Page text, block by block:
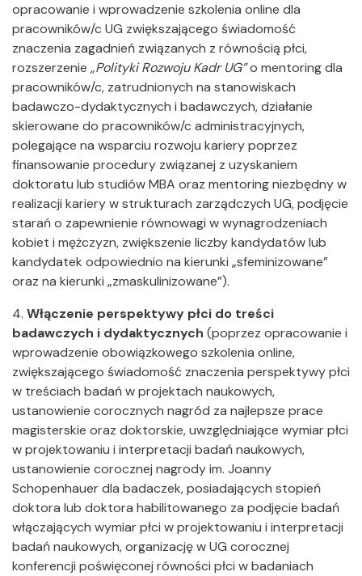
opracowanie i wprowadzenie szkolenia online dla
pracowników/c UG zwiększającego świadomość
znaczenia zagadnień związanych z równością płci,
rozszerzenie „Polityki Rozwoju Kadr UG”o mentoring dla
pracowników/c, zatrudnionych na stanowiskach
badawczo-dydaktycznych i badawczych, działanie
skierowane do pracowników/c administracyjnych,
polegające na wsparciu rozwoju kariery poprzez
finansowanie procedury związanej z uzyskaniem
doktoratu lub studiów MBA oraz mentoring niezbędny w
realizacji kariery w strukturach zarządczych UG, podjęcie
starań o zapewnienie równowagi w wynagrodzeniach
kobiet i mężczyzn, zwiększenie liczby kandydatów lub
kandydatek odpowiednio na kierunki „sfeminizowane”
oraz na kierunki „zmaskulinizowane”).
4. Włączenie perspektywy płci do treści
badawczych i dydaktycznych (poprzez opracowanie i
wprowadzenie obowiązkowego szkolenia online,
zwiększającego świadomość znaczenia perspektywy płci
w treściach badań w projektach naukowych,
ustanowienie corocznych nagród za najlepsze prace
magisterskie oraz doktorskie, uwzględniające wymiar płci
w projektowaniu i interpretacji badań naukowych,
ustanowienie corocznej nagrody im. Joanny
Schopenhauer dla badaczek, posiadających stopień
doktora lub doktora habilitowanego za podjęcie badań
włączających wymiar płci w projektowaniu i interpretacji
badań naukowych, organizację w UG corocznej
konferencji poświęconej równości płci w badaniach